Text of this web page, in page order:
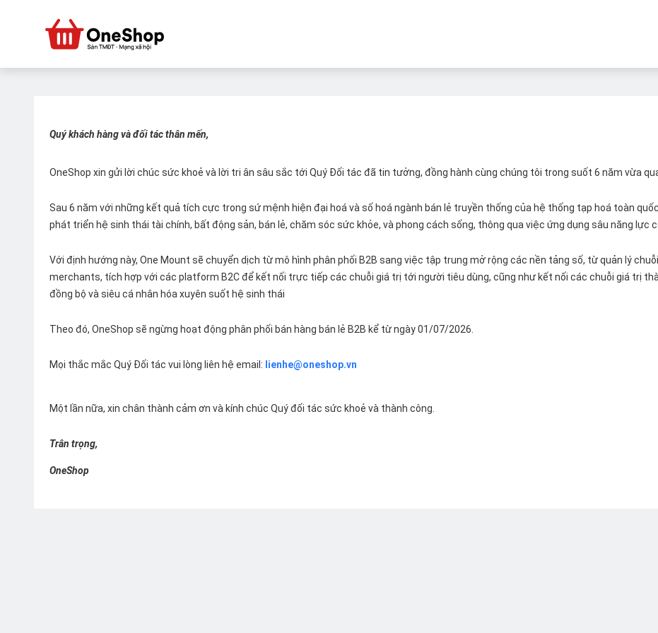
Quý khách hàng và đối tác thân mến,
OneShop xin gửi lời chúc sức khoẻ và lời tri ân sâu sắc tới Quý Đối tác đã tin tưởng, đồng hành cùng chúng tôi trong suốt 6 năm vừa
Sau 6 năm với những kết quả tích cực trong sứ mệnh hiện đại hoá và số hoá ngành bán lẻ truyền thống của hệ thống tạp hoá toàn
phát triển hệ sinh thái tài chính, bất động sản, bán lẻ, chăm sóc sức khỏe, và phong cách sống, thông qua việc ứng dụng sâu năng lực
Với định hướng này, One Mount sẽ chuyển dịch từ mô hình phân phối B2B sang việc tập trung mở rộng các nền tảng số, từ quản lý
merchants, tích hợp với các platform B2C để kết nối trực tiếp các chuỗi giá trị tới người tiêu dùng, cũng như kết nối các chuỗi giá trị
đồng bộ và siêu cá nhân hóa xuyên suốt hệ sinh thái
Theo đó, OneShop sẽ ngừng hoạt động phân phối bán hàng bán lẻ B2B kể từ ngày 01/07/2026.
Mọi thắc mắc Quý Đối tác vui lòng liên hệ email: lienhe@oneshop.vn
Một lần nữa, xin chân thành cảm ơn và kính chúc Quý đối tác sức khoẻ và thành công.
Trân trọng,
OneShop